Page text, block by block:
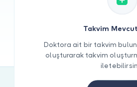
Takvim
Doktora ait bir takvim
oluşturarak takvim